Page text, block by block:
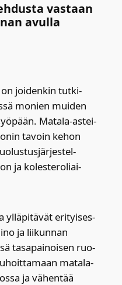
vas­taan
avul­la
on joi­den­kin tut­ki­
monien mui­den
Mata­la-astei­
tavoin kehon
ja koles­te­ro­liai­
yllä­pi­tä­vät eri­tyi­ses­
ja lii­kun­nan
tasa­pai­noi­sen ruo­
mata­la-
ja vähen­tää